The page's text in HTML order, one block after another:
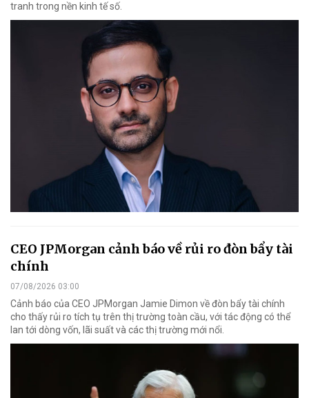
tranh trong nền kinh tế số.
CEO JPMorgan cảnh báo về rủi ro đòn bẩy tài
chính
07/08/2026 03:00
Cảnh báo của CEO JPMorgan Jamie Dimon về đòn bẩy tài chính
cho thấy rủi ro tích tụ trên thị trường toàn cầu, với tác động có thể
lan tới dòng vốn, lãi suất và các thị trường mới nổi.